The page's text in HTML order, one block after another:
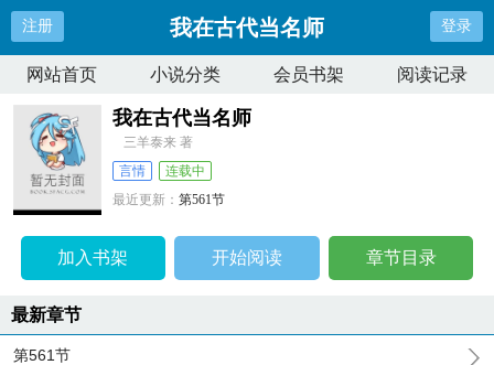
注册 我在古代当名师 登录
网站首页 小说分类 会员书架 阅读记录
我在古代当名师
三羊泰来 著
言情
连载中
最近更新：第561节
加入书架 开始阅读 章节目录
最新章节
第561节